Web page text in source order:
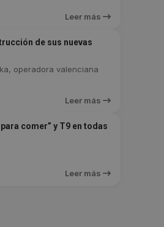
Leer más
de sus nuevas
operadora valenciana
Leer más
comer” y T9 en todas
Leer más